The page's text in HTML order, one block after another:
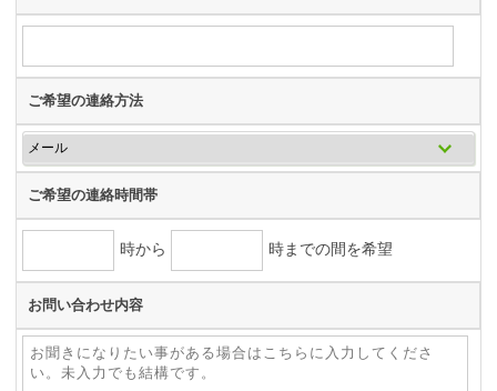
ご希望の連絡方法
ご希望の連絡時間帯
時から 時までの間を希望
お問い合わせ内容